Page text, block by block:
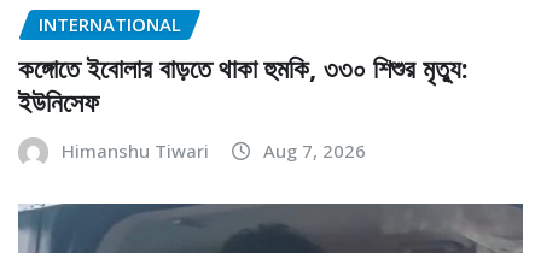
INTERNATIONAL
কঙ্গোতে ইবোলার বাড়তে থাকা হুমকি, ৩৩০ শিশুর মৃত্যু:
ইউনিসেফ
Himanshu Tiwari Aug 7, 2026